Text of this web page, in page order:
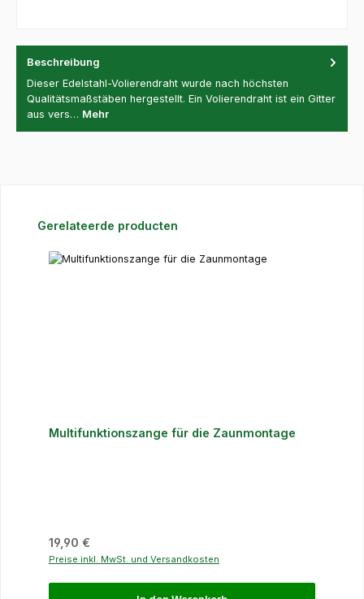
Beschreibung
Dieser Edelstahl-Volierendraht wurde nach höchsten
Qualitätsmaßstäben hergestellt. Ein Volierendraht ist ein Gitter
aus vers… Mehr
Produktgalerie überspringen
Gerelateerde producten
Multifunktionszange für die Zaunmontage
Regulärer Preis:
19,90 €
Preise inkl. MwSt. und Versandkosten